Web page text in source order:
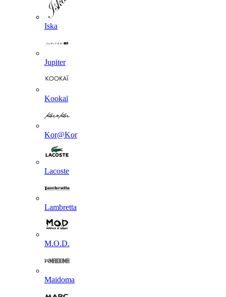
Iska
Jupiter
Kookaї
Kor@Kor
Lacoste
Lambretta
M.O.D.
Maidoma